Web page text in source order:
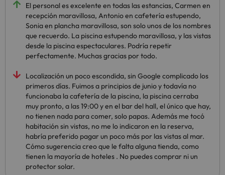
El personal es excelente en todas las estancias, Carmen en
recepción maravillosa, Antonio en cafetería estupendo,
Sonia en plancha maravillosa, son solo unos de los nombres
que recuerdo. La piscina estupendo maravillosa, y las vistas
desde la piscina espectaculares. Podría repetir
perfectamente. Muchas gracias por todo.
Localización un poco escondida, sin Google complicado los
primeros días. Fuimos a principios de junio y todavía no
funcionaba la cafetería de la piscina, la piscina cerraba
muy pronto, a las 19:00 y en el bar del hall, el único que hay,
no tienen nada para comer, solo papas. Además me tocó
habitación sin vistas, no me lo indicaron en la reserva,
habría preferido pagar un poco más por las vistas al mar.
Cómo sugerencia creo que le falta alguna tienda, como
tienen la mayoría de hoteles . No puedes comprar ni un
protector solar.